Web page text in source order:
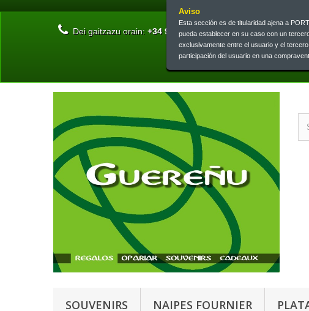
Aviso
Esta sección es de titularidad ajena a
pueda establecer en su caso con un
exclusivamente entre el usuario y el
participación del usuario en una
Dei gaitzazu orain: +34 945 13 46 73 | +34 945 26 00 33
SOUVENIRS NAIPES FOURNIER